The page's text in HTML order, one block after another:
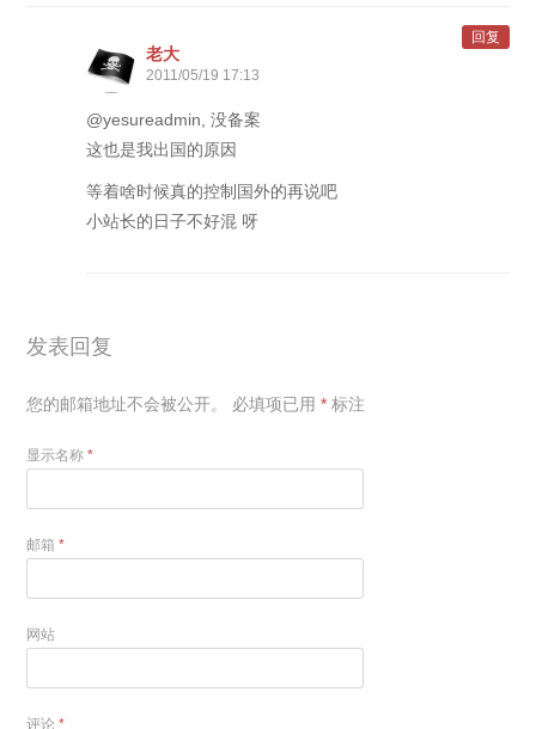
老大
2011/05/19 17:13
@yesureadmin, 没备案
这也是我出国的原因
等着啥时候真的控制国外的再说吧
小站长的日子不好混 呀
回复
发表回复
您的邮箱地址不会被公开。 必填项已用* 标注
显示名称*
邮箱*
网站
评论*